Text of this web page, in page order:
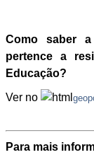
Como saber
pertence a
Educação?
Ver no
Para mais